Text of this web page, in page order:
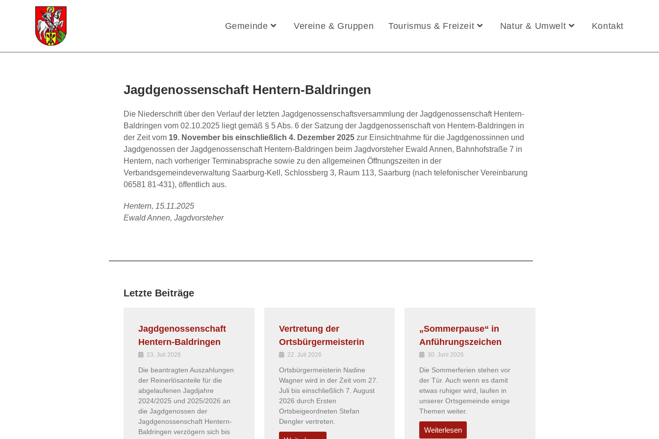
Gemeinde Vereine & Gruppen Tourismus & Freizeit Natur & Umwelt Kontakt
Jagdgenossenschaft Hentern-Baldringen
Die Niederschrift über den Verlauf der letzten Jagdgenossenschaftsversammlung der Jagdgenossenschaft Hentern-
Baldringen vom 02.10.2025 liegt gemäß § 5 Abs. 6 der Satzung der Jagdgenossenschaft von Hentern-Baldringen in
der Zeit vom 19. November bis einschließlich 4. Dezember 2025 zur Einsichtnahme für die Jagdgenossinnen und
Jagdgenossen der Jagdgenossenschaft Hentern-Baldringen beim Jagdvorsteher Ewald Annen, Bahnhofstraße 7 in
Hentern, nach vorheriger Terminabsprache sowie zu den allgemeinen Öffnungszeiten in der
Verbandsgemeindeverwaltung Saarburg-Kell, Schlossberg 3, Raum 113, Saarburg (nach telefonischer Vereinbarung
06581 81-431), öffentlich aus.
Hentern, 15.11.2025
Ewald Annen, Jagdvorsteher
Letzte Beiträge
Jagdgenossenschaft
Hentern-Baldringen
23. Juli 2026
Die beantragten Auszahlungen
der Reinerlösanteile für die
abgelaufenen Jagdjahre
2024/2025 und 2025/2026 an
die Jagdgenossen der
Jagdgenossenschaft Hentern-
Baldringen verzögern sich bis
Vertretung der
Ortsbürgermeisterin
22. Juli 2026
Ortsbürgermeisterin Nadine
Wagner wird in der Zeit vom 27.
Juli bis einschließlich 7. August
2026 durch Ersten
Ortsbeigeordneten Stefan
Dengler vertreten.
„Sommerpause“ in
Anführungszeichen
30. Juni 2026
Die Sommerferien stehen vor
der Tür. Auch wenn es damit
etwas ruhiger wird, laufen in
unserer Ortsgemeinde einige
Themen weiter.
Weiterlesen